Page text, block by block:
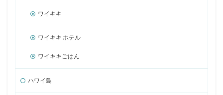
ワイキキ
ワイキキ ホテル
ワイキキごはん
ハワイ島